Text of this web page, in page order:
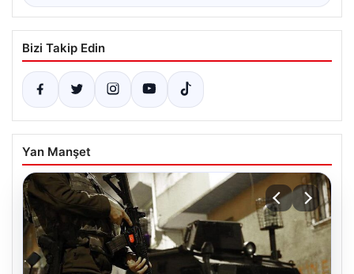
Bizi Takip Edin
Yan Manşet